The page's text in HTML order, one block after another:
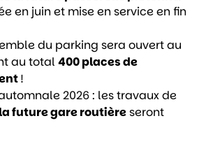
en juin et mise en service en fin
du parking sera ouvert au
au total 400 places de
!
2026 : les travaux de
future gare routièreseront